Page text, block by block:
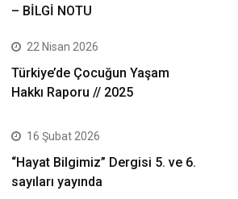
– BİLGİ NOTU
22 Nisan 2026
Türkiye’de Çocuğun Yaşam
Hakkı Raporu // 2025
16 Şubat 2026
“Hayat Bilgimiz” Dergisi 5. ve 6.
sayıları yayında